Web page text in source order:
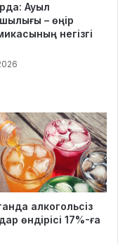
Ауыл
– өңір
негізгі
алкогольсіз
өндірісі 17%-ға